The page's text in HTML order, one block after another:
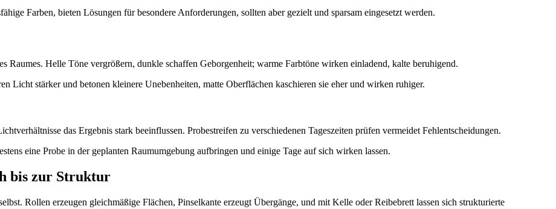
Farben, bieten Lösungen für besondere Anforderungen, sollten aber gezielt und sparsam eingesetzt werden.
Raumes. Helle Töne vergrößern, dunkle schaffen Geborgenheit; warme Farbtöne wirken einladend, kalte beruhigend.
Licht stärker und betonen kleinere Unebenheiten, matte Oberflächen kaschieren sie eher und wirken ruhiger.
das Ergebnis stark beeinflussen. Probestreifen zu verschiedenen Tageszeiten prüfen vermeidet Fehlentscheidungen.
eine Probe in der geplanten Raumumgebung aufbringen und einige Tage auf sich wirken lassen.
bis zur Struktur
Rollen erzeugen gleichmäßige Flächen, Pinselkante erzeugt Übergänge, und mit Kelle oder Reibebrett lassen sich strukturierte